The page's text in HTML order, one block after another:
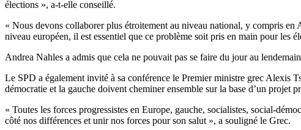
élections », a-t-elle conseillé.
« Nous devons collaborer plus étroitement au niveau national, y compris
niveau européen, il est essentiel que ce problème soit pris en main pour les
Andrea Nahles a admis que cela ne pouvait pas se faire du jour au
Le SPD a également invité à sa conférence le Premier ministre grec Alexis
démocratie et la gauche doivent cheminer ensemble sur la base d’un
« Toutes les forces progressistes en Europe, gauche, socialistes, social-
côté nos différences et unir nos forces pour son salut », a souligné le Grec.